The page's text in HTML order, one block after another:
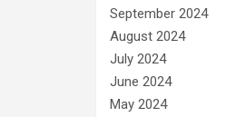
September 2024
August 2024
July 2024
June 2024
May 2024